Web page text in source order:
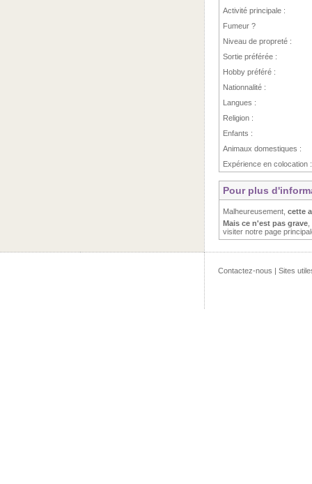
Activité principale :
Fumeur ?
Niveau de propreté :
Sortie préférée :
Hobby préféré :
Nationnalité :
Langues :
Religion :
Enfants :
Animaux domestiques :
Expérience en colocation :
Pour plus
Malheureusement, cette
Mais ce n'est pas grave
visiter notre page
Contactez-nous | Sites